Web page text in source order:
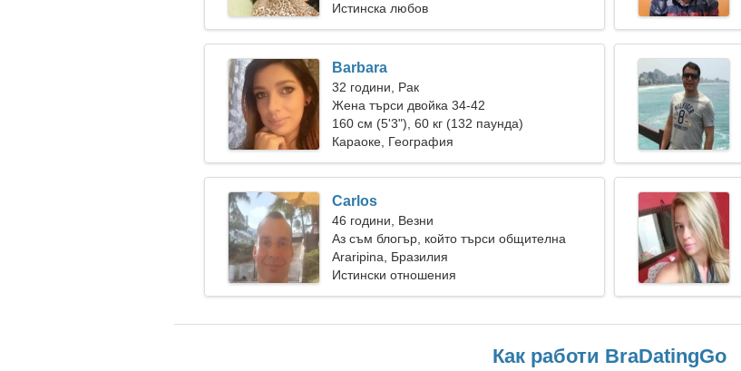
Истинска любов
Barbara
32 години, Рак
Жена търси двойка 34-42
160 см (5'3"), 60 кг (132 паунда)
Караоке, География
Carlos
46 години, Везни
Аз съм блогър, който търси общителна
жена
Araripina, Бразилия
Истински отношения
Как работи BraDatingGo